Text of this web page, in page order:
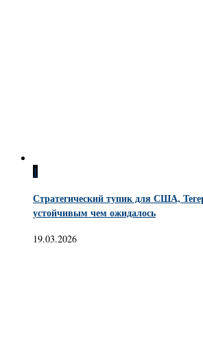
1
Стратегический тупик для США,
устойчивым чем ожидалось
19.03.2026